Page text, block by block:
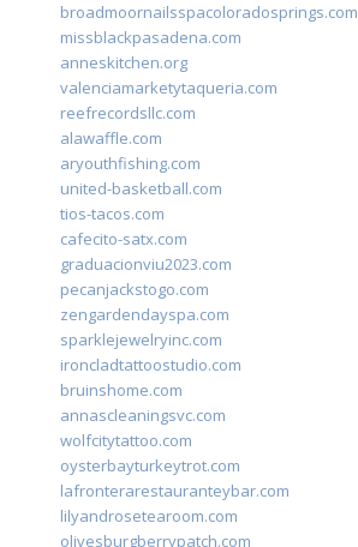
broadmoornailsspacoloradosprings.com
missblackpasadena.com
anneskitchen.org
valenciamarketytaqueria.com
reefrecordsllc.com
alawaffle.com
aryouthfishing.com
united-basketball.com
tios-tacos.com
cafecito-satx.com
graduacionviu2023.com
pecanjackstogo.com
zengardendayspa.com
sparklejewelryinc.com
ironcladtattoostudio.com
bruinshome.com
annascleaningsvc.com
wolfcitytattoo.com
oysterbayturkeytrot.com
lafronterarestauranteybar.com
lilyandrosetearoom.com
olivesburgberrypatch.com